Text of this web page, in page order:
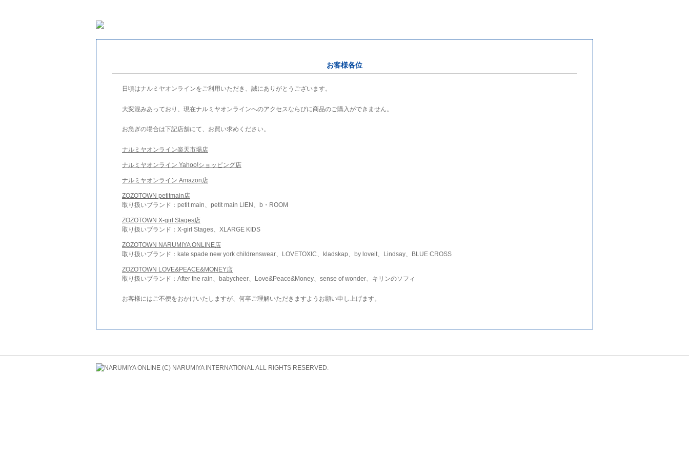
お客様各位
日頃はナルミヤオンラインをご利用いただき、誠にありがとうございます。
大変混みあっており、現在ナルミヤオンラインへのアクセスならびに商品のご購入ができません。
お急ぎの場合は下記店舗にて、お買い求めください。
ナルミヤオンライン楽天市場店
ナルミヤオンライン Yahoo!ショッピング店
ナルミヤオンライン Amazon店
ZOZOTOWN petitmain店
取り扱いブランド：petit main、petit main LIEN、b・ROOM
ZOZOTOWN X-girl Stages店
取り扱いブランド：X-girl Stages、XLARGE KIDS
ZOZOTOWN NARUMIYA ONLINE店
取り扱いブランド：kate spade new york childrenswear、LOVETOXIC、kladskap、by loveit、Lindsay、BLUE CROSS
ZOZOTOWN LOVE&PEACE&MONEY店
取り扱いブランド：After the rain、babycheer、Love&Peace&Money、sense of wonder、キリンのソフィ
お客様にはご不便をおかけいたしますが、何卒ご理解いただきますようお願い申し上げます。